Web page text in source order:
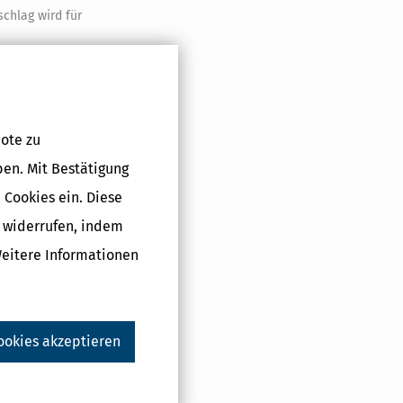
zu
Mit Bestätigung
ein. Diese
indem
Informationen
akzeptieren
wird für
richtet
wenn
hat
aus
sich